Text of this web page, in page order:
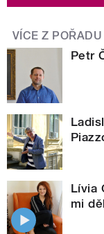
VÍCE Z POŘADU
Petr
Lívia
mi